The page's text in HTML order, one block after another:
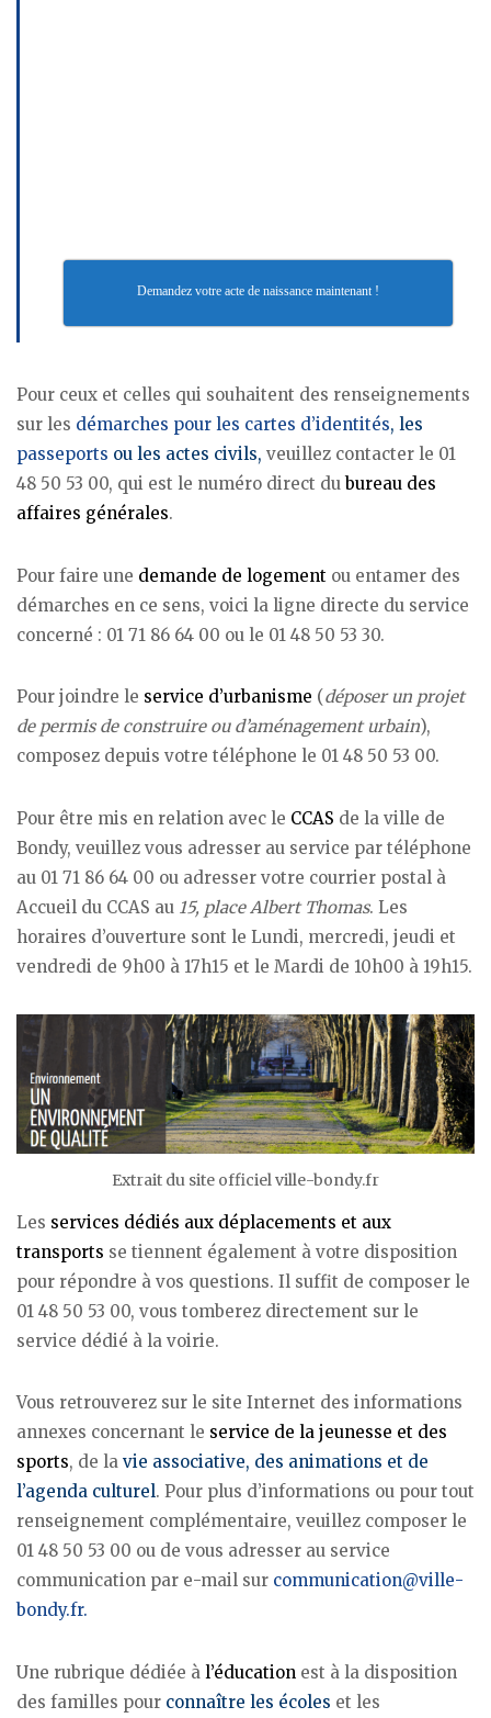
Demandez votre acte de naissance maintenant !
Pour ceux et celles qui souhaitent des renseignements
sur les démarches pour les cartes d’identités, les
passeports ou les actes civils, veuillez contacter le 01
48 50 53 00, qui est le numéro direct dubureau des
affaires générales.
Pour faire une demande de logement ou entamer des
démarches en ce sens, voici la ligne directe du service
concerné : 01 71 86 64 00 ou le 01 48 50 53 30.
Pour joindre le service d’urbanisme (déposer un projet
de permis de construire ou d’aménagement urbain),
composez depuis votre téléphone le 01 48 50 53 00.
Pour être mis en relation avec le CCAS de la ville de
Bondy, veuillez vous adresser au service par téléphone
au 01 71 86 64 00 ou adresser votre courrier postal à
Accueil du CCAS au 15, place Albert Thomas. Les
horaires d’ouverture sont le Lundi, mercredi, jeudi et
vendredi de 9h00 à 17h15 et le Mardi de 10h00 à 19h15.
Extrait du site officiel ville-bondy.fr
Les services dédiés aux déplacements et aux
transports se tiennent également à votre disposition
pour répondre à vos questions. Il suffit de composer le
01 48 50 53 00, vous tomberez directement sur le
service dédié à la voirie.
Vous retrouverez sur le site Internet des informations
annexes concernant le service de la jeunesse et des
sports, de la vie associative, des animations et de
l’agenda culturel. Pour plus d’informations ou pour tout
renseignement complémentaire, veuillez composer le
01 48 50 53 00 ou de vous adresser au service
communication par e-mail sur communication@ville-
bondy.fr.
Une rubrique dédiée à l’éducation est à la disposition
des familles pour connaître les écoles et les